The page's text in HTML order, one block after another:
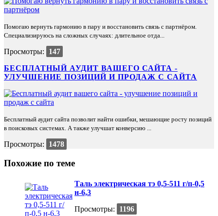
Помогаю вернуть гармонию в пару и восстановить связь с партнёром.
Специализируюсь на сложных случаях: длительное отда...
Просмотры:
147
БЕСПЛАТНЫЙ АУДИТ ВАШЕГО САЙТА -
УЛУЧШЕНИЕ ПОЗИЦИЙ И ПРОДАЖ С САЙТА
Бесплатный аудит сайта позволит найти ошибки, мешающие росту позиций
в поисковых системах. А также улучшат конверсию ...
Просмотры: 1478
Похожие по теме
Таль электрическая тэ 0,5-511 г/п-0,5
н-6,3
Просмотры:
1196